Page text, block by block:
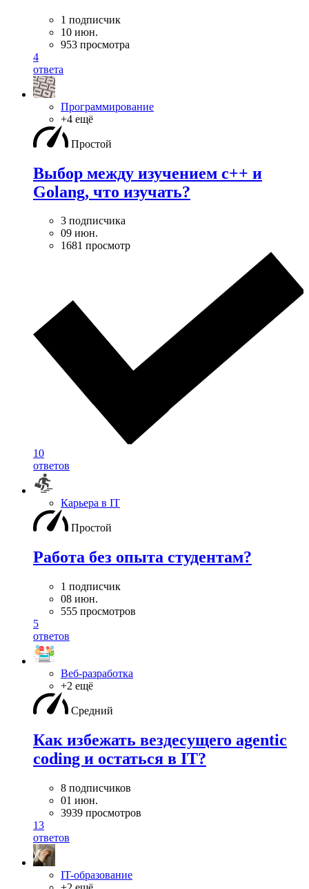
1 подписчик
10 июн.
953 просмотра
4
ответа
Программирование
+4 ещё
Простой
Выбор между изучением c++ и
Golang, что изучать?
3 подписчика
09 июн.
1681 просмотр
10
ответов
Карьера в IT
Простой
Работа без опыта студентам?
1 подписчик
08 июн.
555 просмотров
5
ответов
Веб-разработка
+2 ещё
Средний
Как избежать вездесущего agentic
coding и остаться в IT?
8 подписчиков
01 июн.
3939 просмотров
13
ответов
IT-образование